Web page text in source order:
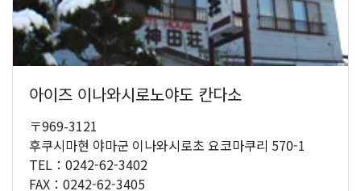
아이즈 이나와시로노야도 칸다소
〒969-3121
후쿠시마현 야마군 이나와시로초 요코마쿠리 570-1
TEL：0242-62-3402
FAX：0242-62-3405